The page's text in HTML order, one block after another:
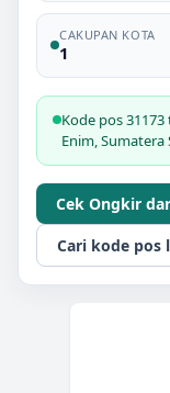
CAKUPAN KOTA
1
Kode pos
Enim, Sumatera
Cek Ongkir
Cari kode pos